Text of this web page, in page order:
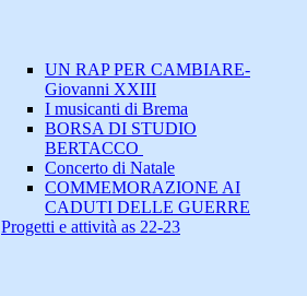
UN RAP PER CAMBIARE-
Giovanni XXIII
I musicanti di Brema
BORSA DI STUDIO
BERTACCO
Concerto di Natale
COMMEMORAZIONE AI
CADUTI DELLE GUERRE
Progetti e attività as 22-23